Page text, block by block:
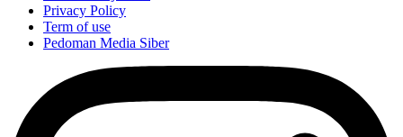
Privacy Policy
Term of use
Pedoman Media Siber